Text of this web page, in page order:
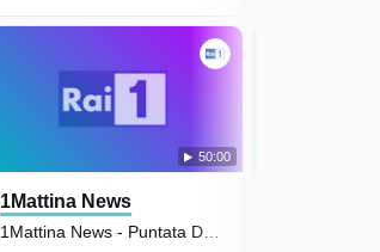
50:00
1Mattina News